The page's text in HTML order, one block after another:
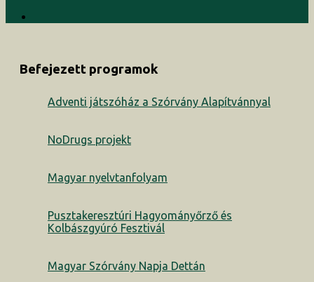
Befejezett programok
Adventi játszóház a Szórvány Alapítvánnyal
NoDrugs projekt
Magyar nyelvtanfolyam
Pusztakeresztúri Hagyományőrző és
Kolbászgyúró Fesztivál
Magyar Szórvány Napja Dettán